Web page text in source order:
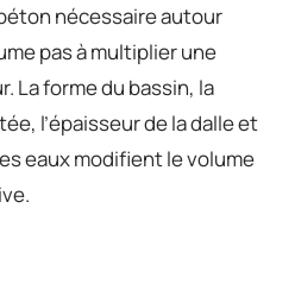
nécessaire autour
pas à multiplier une
La forme du bassin, la
l’épaisseur de la dalle et
eaux modifient le volume